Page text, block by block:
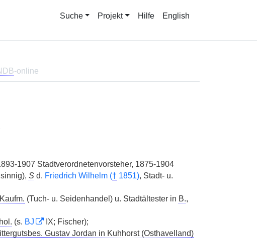
Suche Projekt Hilfe English
-online
1907 Stadtverordnetenvorsteher, 1875-1904
Sd. Friedrich Wilhelm († 1851), Stadt- u.
Kaufm. (Tuch- u. Seidenhandel) u. Stadtältester in B.,
(s. BJ
IX; Fischer);
Gustav Jordan in Kuhhorst (Osthavelland)